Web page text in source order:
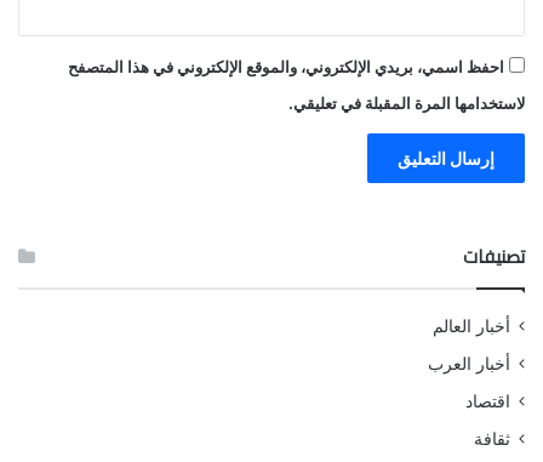
احفظ اسمي، بريدي الإلكتروني، والموقع الإلكتروني في هذا المتصفح
لاستخدامها المرة المقبلة في تعليقي.
تصنيفات
أخبار العالم
أخبار العرب
اقتصاد
ثقافة